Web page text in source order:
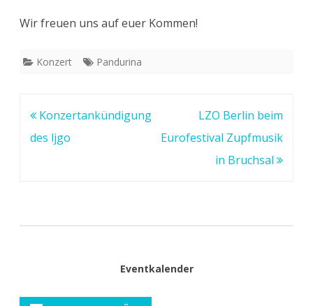
Wir freuen uns auf euer Kommen!
Konzert Pandurina
Beitragsnavigation
Konzertankündigung
des ljgo
LZO Berlin beim
Eurofestival Zupfmusik
in Bruchsal
Eventkalender